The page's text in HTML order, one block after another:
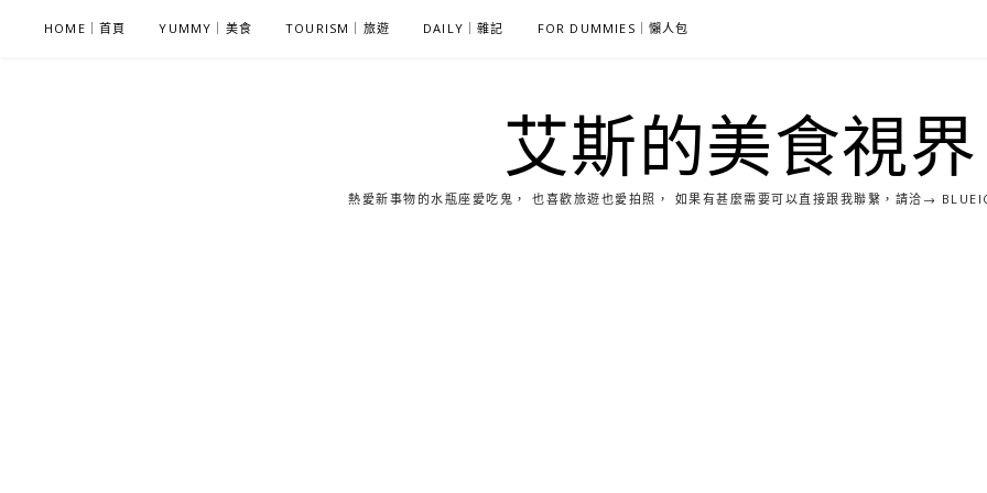
HOME｜首頁 YUMMY｜美食 TOURISM｜旅遊 DAILY｜雜記 FOR DUMMIES｜懶人包
艾斯的美食視界
熱愛新事物的水瓶座愛吃鬼， 也喜歡旅遊也愛拍照， 如果有甚麼需要可以直接跟我聯繫，請洽→